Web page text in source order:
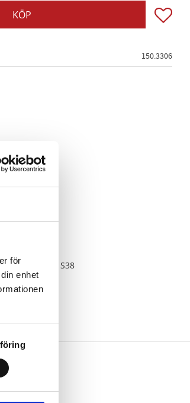
för
enhet
KÖP Lägg
150.3306
M73, S14 och S38